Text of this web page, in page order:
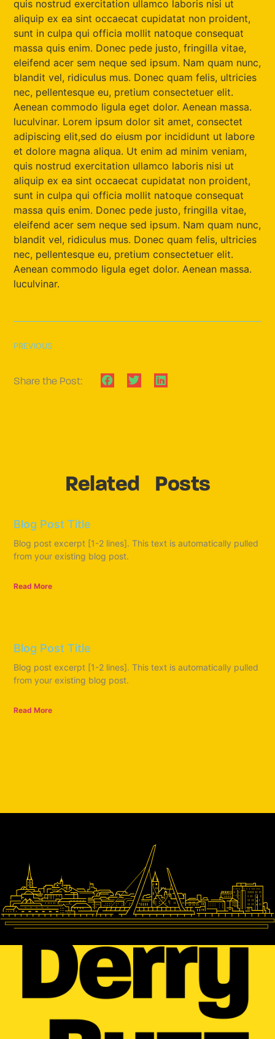
quis nostrud exercitation ullamco laboris nisi ut
aliquip ex ea sint occaecat cupidatat non proident,
sunt in culpa qui officia mollit natoque consequat
massa quis enim. Donec pede justo, fringilla vitae,
eleifend acer sem neque sed ipsum. Nam quam nunc,
blandit vel, ridiculus mus. Donec quam felis, ultricies
nec, pellentesque eu, pretium consectetuer elit.
Aenean commodo ligula eget dolor. Aenean massa.
luculvinar. Lorem ipsum dolor sit amet, consectet
adipiscing elit,sed do eiusm por incididunt ut labore
et dolore magna aliqua. Ut enim ad minim veniam,
quis nostrud exercitation ullamco laboris nisi ut
aliquip ex ea sint occaecat cupidatat non proident,
sunt in culpa qui officia mollit natoque consequat
massa quis enim. Donec pede justo, fringilla vitae,
eleifend acer sem neque sed ipsum. Nam quam nunc,
blandit vel, ridiculus mus. Donec quam felis, ultricies
nec, pellentesque eu, pretium consectetuer elit.
Aenean commodo ligula eget dolor. Aenean massa.
luculvinar.
PREVIOUS
Share the Post:
Related Posts
Blog Post Title
Blog post excerpt [1-2 lines]. This text is automatically pulled
from your existing blog post.
Read More
Blog Post Title
Blog post excerpt [1-2 lines]. This text is automatically pulled
from your existing blog post.
Read More